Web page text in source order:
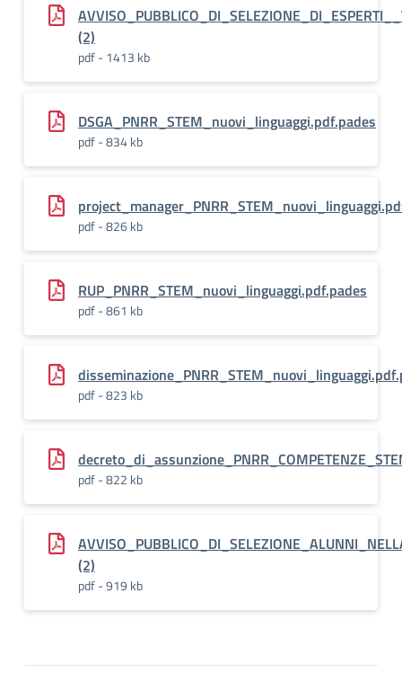
(2)
pdf - 1413 kb
DSGA_PNRR_STEM_nuovi_linguaggi.pdf.pades
pdf - 834 kb
pdf - 826 kb
RUP_PNRR_STEM_nuovi_linguaggi.pdf.pades
pdf - 861 kb
pdf - 823 kb
pdf - 822 kb
(2)
pdf - 919 kb